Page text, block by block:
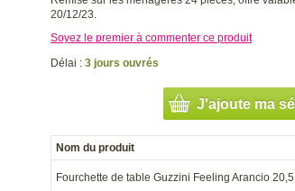
20/12/23.
Soyez le premier à commenter ce produit
Délai : 3 jours ouvrés
J'ajoute ma
Nom du produit
Fourchette de table Guzzini Feeling Arancio